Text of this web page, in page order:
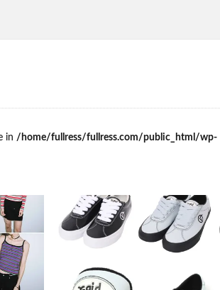
in /home/fullress/fullress.com/public_html/wp-